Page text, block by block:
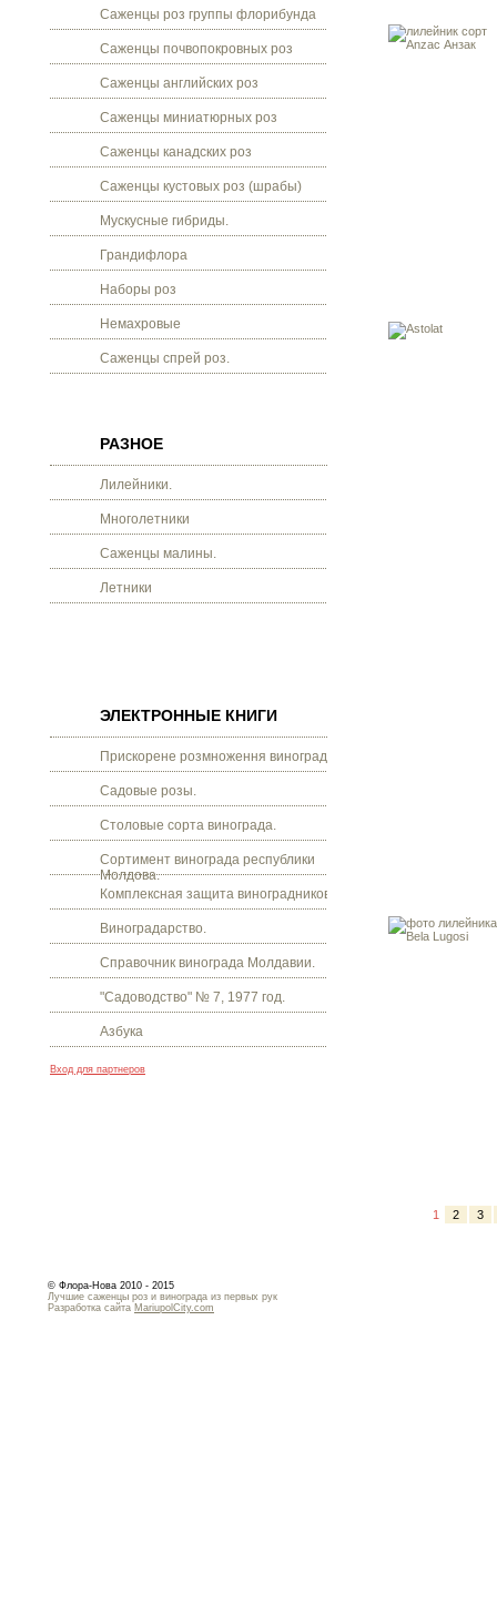
Саженцы роз группы флорибунда
Саженцы почвопокровных роз
Саженцы английских роз
Саженцы миниатюрных роз
Саженцы канадских роз
Саженцы кустовых роз (шрабы)
Мускусные гибриды.
Грандифлора
Наборы роз
Немахровые
Саженцы спрей роз.
РАЗНОЕ
Лилейники.
Многолетники
Саженцы малины.
Летники
ЭЛЕКТРОННЫЕ КНИГИ
Прискорене розмноження винограду.
Садовые розы.
Столовые сорта винограда.
Сортимент винограда республики
Молдова.
Комплексная защита виноградников.
Виноградарство.
Справочник винограда Молдавии.
"Садоводство" № 7, 1977 год.
Азбука
Вход для партнеров
1 2 3
© Флора-Нова 2010 - 2015
Лучшие саженцы роз и винограда из первых рук
Разработка сайта MariupolCity.com